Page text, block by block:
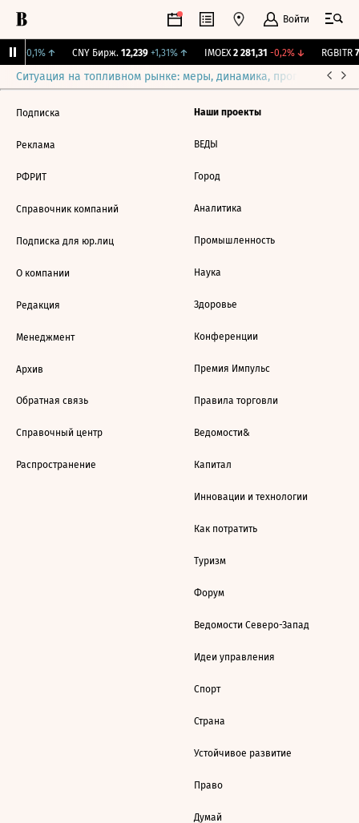
Войти
+0,1%↑ CNY Бирж. 12,239 +1,31%↑ IMOEX 2 281,31 -0,2%↓ RGBITR
Ситуация на топливном рынке: меры, динамика, прогнозы
Подписка
Реклама
РФРИТ
Справочник компаний
Подписка для юр.лиц
О компании
Редакция
Менеджмент
Архив
Обратная связь
Справочный центр
Распространение
Наши проекты
ВЕДЫ
Город
Аналитика
Промышленность
Наука
Здоровье
Конференции
Премия Импульс
Правила торговли
Ведомости&
Капитал
Инновации и технологии
Как потратить
Туризм
Форум
Ведомости Северо-Запад
Идеи управления
Спорт
Страна
Устойчивое развитие
Право
Думай